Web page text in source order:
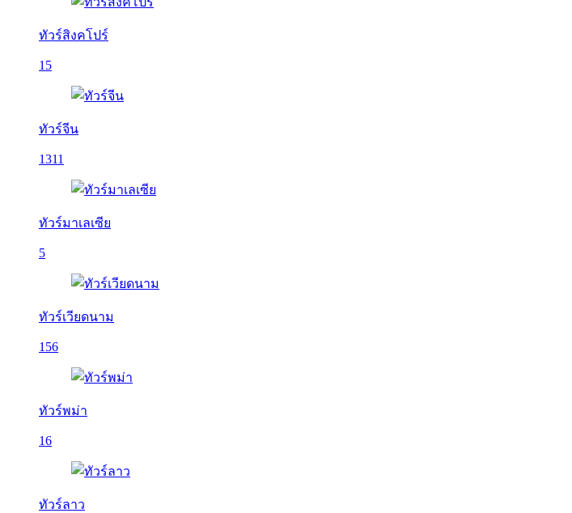
ทัวร์สิงคโปร์
15
ทัวร์จีน
1311
ทัวร์มาเลเซีย
5
ทัวร์เวียดนาม
156
ทัวร์พม่า
16
ทัวร์ลาว